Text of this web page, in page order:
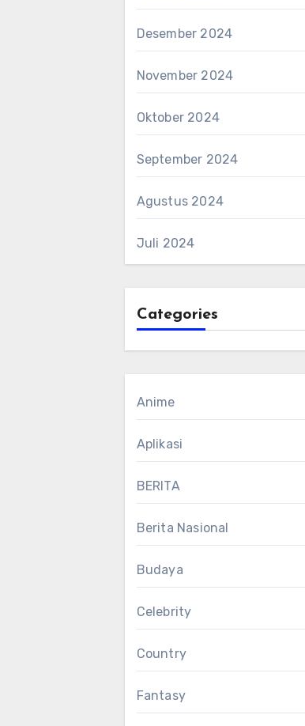
Desember 2024
November 2024
Oktober 2024
September 2024
Agustus 2024
Juli 2024
Categories
Anime
Aplikasi
BERITA
Berita Nasional
Budaya
Celebrity
Country
Fantasy